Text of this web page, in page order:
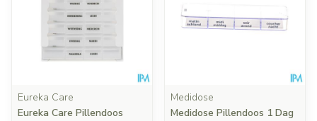
Eureka Care
Eureka Care Pillendoos
Medidose
Medidose Pillendoos 1 Dag